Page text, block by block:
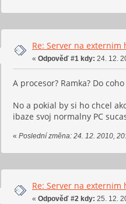
Re: Server na externim
« Odpověď #1 kdy: 24. 12.
A procesor? Ramka? Do
No a pokial by si ho chcel
ibaze svoj normalny PC
« Poslední změna: 24. 12. 2010,
Re: Server na externim
« Odpověď #2 kdy: 25. 12.